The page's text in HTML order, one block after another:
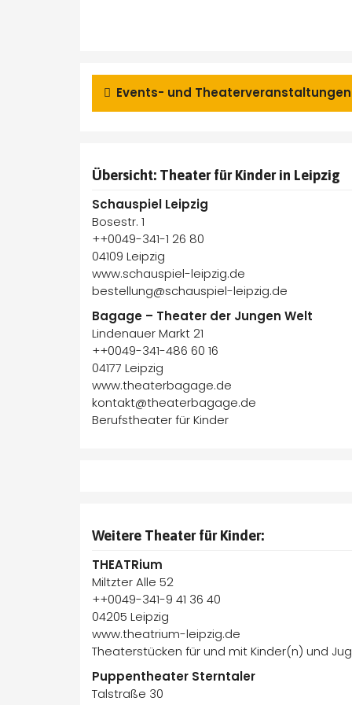
Events- und
Übersicht: Theater für Kinder in Leipzig
Schauspiel Leipzig
Bosestr. 1
++0049-341-1 26 80
04109 Leipzig
www.schauspiel-leipzig.de
bestellung@schauspiel-leipzig.de
Bagage – Theater der Jungen Welt
Lindenauer Markt 21
++0049-341-486 60 16
04177 Leipzig
www.theaterbagage.de
kontakt@theaterbagage.de
Berufstheater für Kinder
Weitere Theater für Kinder:
THEATRium
Miltzter Alle 52
++0049-341-9 41 36 40
04205 Leipzig
www.theatrium-leipzig.de
Theaterstücken für und mit Kinder(n) und
Puppentheater Sterntaler
Talstraße 30